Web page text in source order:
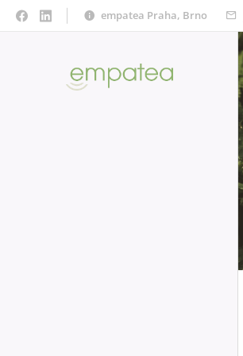
empatea Praha, Brno